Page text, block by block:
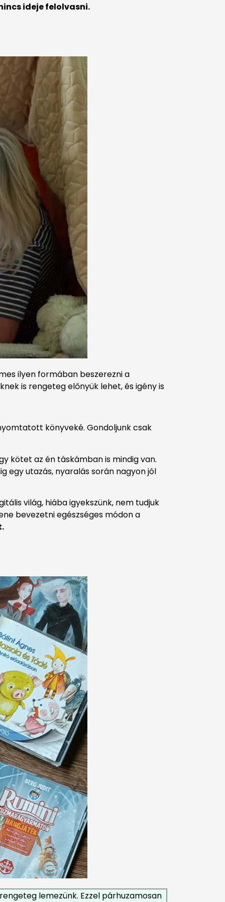
ideje felolvasni.
ilyen formában beszerezni a
is rengeteg előnyük lehet, és igény is
könyveké. Gondoljunk csak
kötet az én táskámban is mindig van.
egy utazás, nyaralás során nagyon jól
világ, hiába igyekszünk, nem tudjuk
bevezetni egészséges módon a
lemezünk. Ezzel párhuzamosan